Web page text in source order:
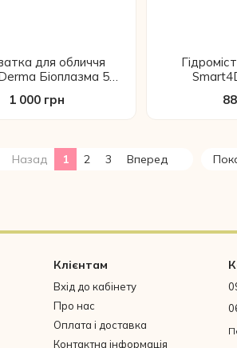
для обличчя
Біоплазма 50
кислотою
зволожуюча
1 000 грн
з
Назад 1 2 3 Вперед
Клієнтам
Вхід до кабінету
Про нас
Оплата і доставка
Контактна інформація